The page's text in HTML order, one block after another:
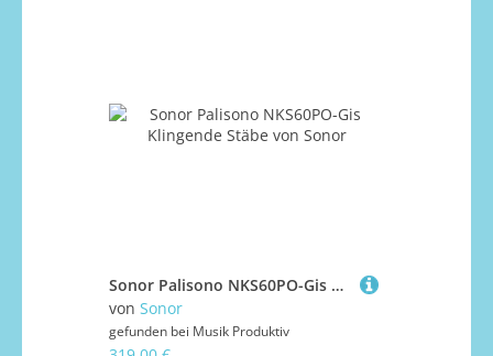
Sonor Palisono NKS60PO-Gis Klingende Stäbe
von Sonor
gefunden bei Musik Produktiv